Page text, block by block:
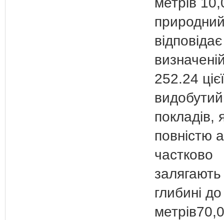
252.24
покладів,
повністю
частково
глибині